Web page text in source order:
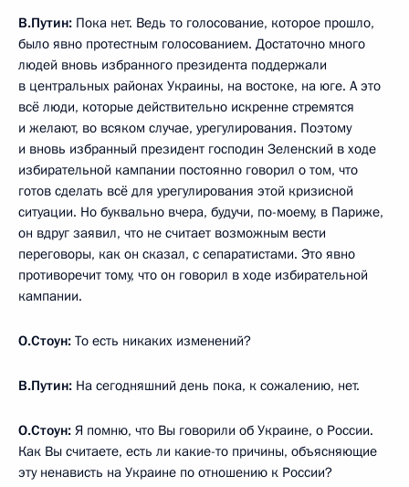
В.Путин: Пока нет. Ведь то голосование, которое прошло,
было явно протестным голосованием. Достаточно много
людей вновь избранного президента поддержали
в центральных районах Украины, на востоке, на юге. А это
всё люди, которые действительно искренне стремятся
и желают, во всяком случае, урегулирования. Поэтому
и вновь избранный президент господин Зеленский в ходе
избирательной кампании постоянно говорил о том, что
готов сделать всё для урегулирования этой кризисной
ситуации. Но буквально вчера, будучи, по-моему, в Париже,
он вдруг заявил, что не считает возможным вести
переговоры, как он сказал, с сепаратистами. Это явно
противоречит тому, что он говорил в ходе избирательной
кампании.
О.Стоун: То есть никаких изменений?
В.Путин: На сегодняшний день пока, к сожалению, нет.
О.Стоун: Я помню, что Вы говорили об Украине, о России.
Как Вы считаете, есть ли какие-то причины, объясняющие
эту ненависть на Украине по отношению к России?